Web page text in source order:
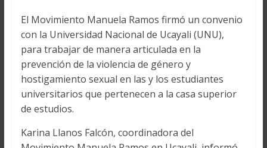
El Movimiento Manuela Ramos firmó un convenio
con la Universidad Nacional de Ucayali (UNU),
para trabajar de manera articulada en la
prevención de la violencia de género y
hostigamiento sexual en las y los estudiantes
universitarios que pertenecen a la casa superior
de estudios.
Karina Llanos Falcón, coordinadora del